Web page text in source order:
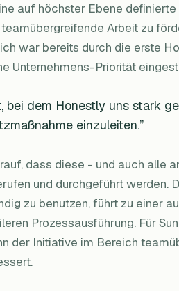
auf höchster Ebene
Arbeit zu
war bereits durch die erste
Unternehmens-Priorität
bei dem Honestly uns stark
einzuleiten.”
dass diese - und auch alle
und durchgeführt werden.
zu benutzen, führt zu einer
Prozessausführung. Für
der Initiative im Bereich